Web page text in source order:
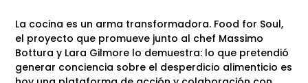
La cocina es un arma transformadora. Food for Soul,
el proyecto que promueve junto al chef Massimo
Bottura y Lara Gilmore lo demuestra: lo que pretendió
generar conciencia sobre el desperdicio alimenticio es